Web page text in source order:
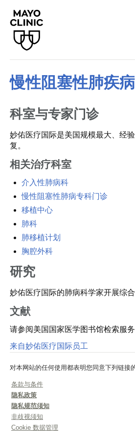
慢性阻塞性肺疾病
科室与专家门诊
妙佑医疗国际是美国规模最大、经
复。
相关治疗科室
介入性肺病科
慢性阻塞性肺病专科门诊
移植中心
肺科
肺移植计划
胸腔外科
研究
妙佑医疗国际的肺病科学家开展综
文献
请参阅美国国家医学图书馆检索服
来自妙佑医疗国际员工
对本网站的任何使用都表明您同意下列链接
条款与条件
隐私政策
隐私规范须知
非歧视须知
Cookie 数据管理